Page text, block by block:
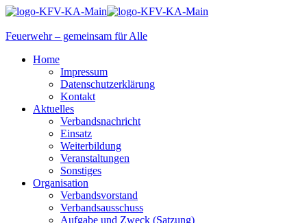
Feuerwehr – gemeinsam für Alle
Home
Impressum
Datenschutzerklärung
Kontakt
Aktuelles
Verbandsnachricht
Einsatz
Weiterbildung
Veranstaltungen
Sonstiges
Organisation
Verbandsvorstand
Verbandsausschuss
Aufgabe und Zweck (Satzung)